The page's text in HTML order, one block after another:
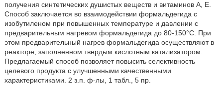
получения синтетических душистых веществ и витаминов А, Е.
Способ заключается во взаимодействии формальдегида с
изобутиленом при повышенных температуре и давлении с
предварительным нагревом формальдегида до 80-150°С. При
этом предварительный нагрев формальдегида осуществляют в
реакторе, заполненном твердым кислотным катализатором.
Предлагаемый способ позволяет повысить селективность
целевого продукта с улучшенными качественными
характеристиками. 2 з.п. ф-лы, 1 табл., 5 пр.